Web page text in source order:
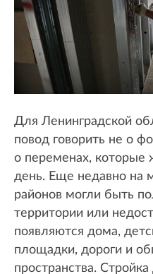
Для Ленинградской
повод говорить не о
о переменах, которые
день. Еще недавно на
районов могли быть
территории или
появляются дома,
площадки, дороги и
пространства.